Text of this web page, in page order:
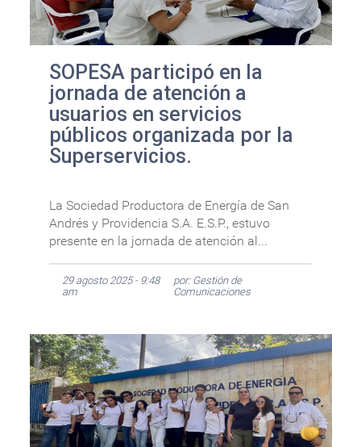
SOPESA participó en la
jornada de atención a
usuarios en servicios
públicos organizada por la
Superservicios.
La Sociedad Productora de Energía de San
Andrés y Providencia S.A. E.S.P., estuvo
presente en la jornada de atención al...
29 agosto 2025 - 9:48
am
por: Gestión de
Comunicaciones